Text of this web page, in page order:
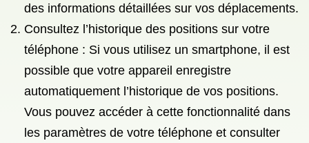
des informations détaillées sur vos déplacements.
Consultez l’historique des positions sur votre
téléphone : Si vous utilisez un smartphone, il est
possible que votre appareil enregistre
automatiquement l’historique de vos positions.
Vous pouvez accéder à cette fonctionnalité dans
les paramètres de votre téléphone et consulter